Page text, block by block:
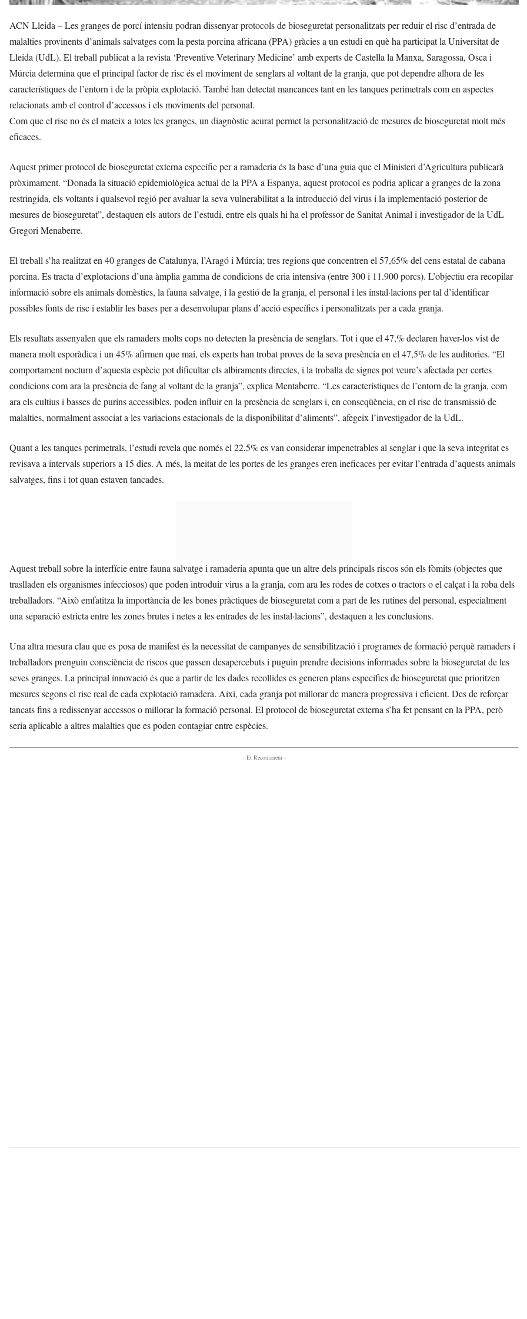
ACN Lleida – Les granges de porcí intensiu podran dissenyar protocols de bioseguretat personalitzats per reduir el risc d’entrada de
malalties provinents d’animals salvatges com la pesta porcina africana (PPA) gràcies a un estudi en què ha participat la Universitat de
Lleida (UdL). El treball publicat a la revista ‘Preventive Veterinary Medicine’ amb experts de Castella la Manxa, Saragossa, Osca i
Múrcia determina que el principal factor de risc és el moviment de senglars al voltant de la granja, que pot dependre alhora de les
característiques de l’entorn i de la pròpia explotació. També han detectat mancances tant en les tanques perimetrals com en aspectes
relacionats amb el control d’accessos i els moviments del personal.
Com que el risc no és el mateix a totes les granges, un diagnòstic acurat permet la personalització de mesures de bioseguretat molt més
eficaces.
Aquest primer protocol de bioseguretat externa específic per a ramaderia és la base d’una guia que el Ministeri d’Agricultura publicarà
pròximament. “Donada la situació epidemiològica actual de la PPA a Espanya, aquest protocol es podria aplicar a granges de la zona
restringida, els voltants i qualsevol regió per avaluar la seva vulnerabilitat a la introducció del virus i la implementació posterior de
mesures de bioseguretat”, destaquen els autors de l’estudi, entre els quals hi ha el professor de Sanitat Animal i investigador de la UdL
Gregori Menaberre.
El treball s’ha realitzat en 40 granges de Catalunya, l’Aragó i Múrcia; tres regions que concentren el 57,65% del cens estatal de cabana
porcina. Es tracta d’explotacions d’una àmplia gamma de condicions de cria intensiva (entre 300 i 11.900 porcs). L’objectiu era recopilar
informació sobre els animals domèstics, la fauna salvatge, i la gestió de la granja, el personal i les instal·lacions per tal d’identificar
possibles fonts de risc i establir les bases per a desenvolupar plans d’acció específics i personalitzats per a cada granja.
Els resultats assenyalen que els ramaders molts cops no detecten la presència de senglars. Tot i que el 47,% declaren haver-los vist de
manera molt esporàdica i un 45% afirmen que mai, els experts han trobat proves de la seva presència en el 47,5% de les auditories. “El
comportament nocturn d’aquesta espècie pot dificultar els albiraments directes, i la troballa de signes pot veure’s afectada per certes
condicions com ara la presència de fang al voltant de la granja”, explica Mentaberre. “Les característiques de l’entorn de la granja, com
ara els cultius i basses de purins accessibles, poden influir en la presència de senglars i, en conseqüència, en el risc de transmissió de
malalties, normalment associat a les variacions estacionals de la disponibilitat d’aliments”, afegeix l’investigador de la UdL.
Quant a les tanques perimetrals, l’estudi revela que només el 22,5% es van considerar impenetrables al senglar i que la seva integritat es
revisava a intervals superiors a 15 dies. A més, la meitat de les portes de les granges eren ineficaces per evitar l’entrada d’aquests animals
salvatges, fins i tot quan estaven tancades.
Aquest treball sobre la interfície entre fauna salvatge i ramaderia apunta que un altre dels principals riscos són els fòmits (objectes que
traslladen els organismes infecciosos) que poden introduir virus a la granja, com ara les rodes de cotxes o tractors o el calçat i la roba dels
treballadors. “Això emfatitza la importància de les bones pràctiques de bioseguretat com a part de les rutines del personal, especialment
una separació estricta entre les zones brutes i netes a les entrades de les instal·lacions”, destaquen a les conclusions.
Una altra mesura clau que es posa de manifest és la necessitat de campanyes de sensibilització i programes de formació perquè ramaders i
treballadors prenguin consciència de riscos que passen desapercebuts i puguin prendre decisions informades sobre la bioseguretat de les
seves granges. La principal innovació és que a partir de les dades recollides es generen plans específics de bioseguretat que prioritzen
mesures segons el risc real de cada explotació ramadera. Així, cada granja pot millorar de manera progressiva i eficient. Des de reforçar
tancats fins a redissenyar accessos o millorar la formació personal. El protocol de bioseguretat externa s’ha fet pensant en la PPA, però
seria aplicable a altres malalties que es poden contagiar entre espècies.
- Et Recomanem -